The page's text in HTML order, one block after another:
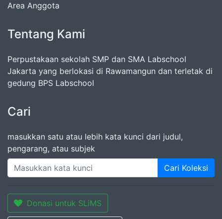
Area Anggota
Tentang Kami
Perpustakaan sekolah SMP dan SMA Labschool
Jakarta yang berlokasi di Rawamangun dan terletak di
gedung BPS Labschool
Cari
masukkan satu atau lebih kata kunci dari judul,
pengarang, atau subjek
Cari Koleksi
Donasi untuk SLiMS